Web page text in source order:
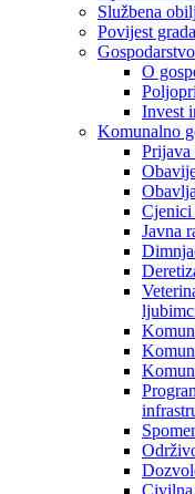
Službena
Povijest grada
Gospodarstvo
O
Invest
Komunalno
Prijava
Cjenici
Javna
Civilna